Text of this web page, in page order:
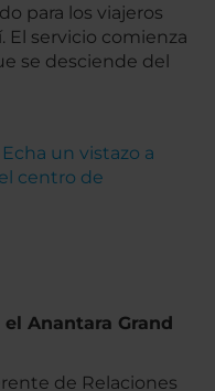
para los viajeros
El servicio comienza
se desciende del
Echa un vistazo a
centro de
Anantara Grand
de Relaciones